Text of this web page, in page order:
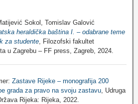
Sokol, Tomislav Galović
heraldička baština I. – odabrane teme
za studente, Filozofski fakultet
u Zagrebu – FF press, Zagreb, 2024.
Zastave Rijeke – monografija 200
grada za pravo na svoju zastavu, Udruga
Rijeka: Rijeka, 2022.